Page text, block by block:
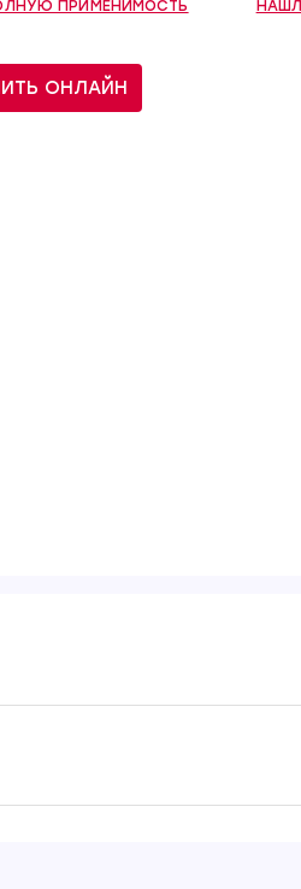
ПРИМЕНИМОСТЬ
ОНЛАЙН